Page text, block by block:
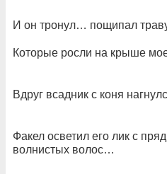
И он тронул… пощипал
Которые росли на крыше
Вдруг всадник с коня
Факел осветил его лик с
волнистых волос…